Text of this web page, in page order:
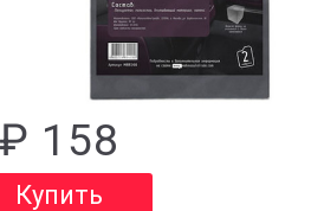
₽ 158
Купить